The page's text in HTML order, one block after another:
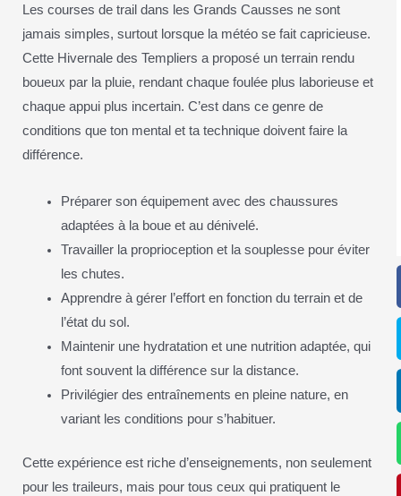
Les courses de trail dans les Grands Causses ne sont
jamais simples, surtout lorsque la météo se fait capricieuse.
Cette Hivernale des Templiers a proposé un terrain rendu
boueux par la pluie, rendant chaque foulée plus laborieuse et
chaque appui plus incertain. C’est dans ce genre de
conditions que ton mental et ta technique doivent faire la
différence.
Préparer son équipement avec des chaussures
adaptées à la boue et au dénivelé.
Travailler la proprioception et la souplesse pour éviter
les chutes.
Apprendre à gérer l’effort en fonction du terrain et de
l’état du sol.
Maintenir une hydratation et une nutrition adaptée, qui
font souvent la différence sur la distance.
Privilégier des entraînements en pleine nature, en
variant les conditions pour s’habituer.
Cette expérience est riche d’enseignements, non seulement
pour les traileurs, mais pour tous ceux qui pratiquent le